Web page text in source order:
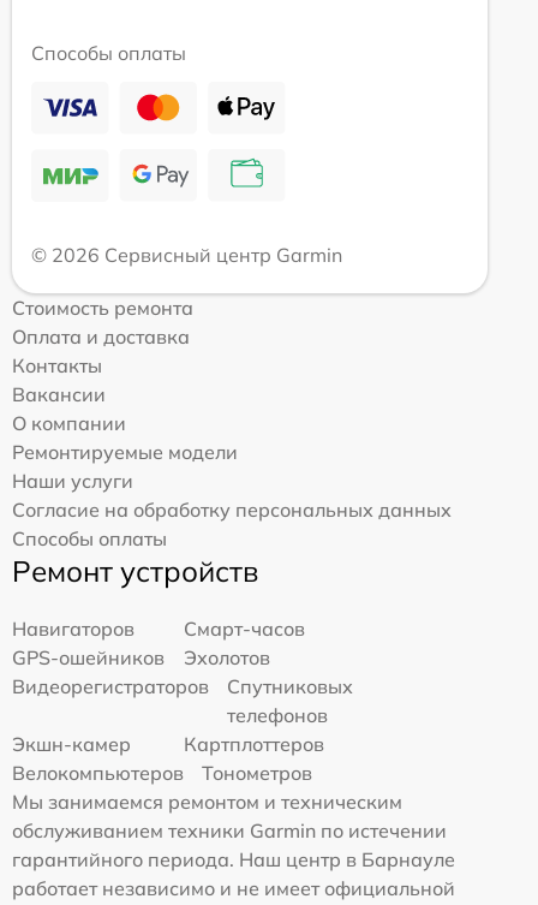
Способы оплаты
© 2026 Сервисный центр Garmin
Стоимость ремонта
Оплата и доставка
Контакты
Вакансии
О компании
Ремонтируемые модели
Наши услуги
Согласие на обработку персональных данных
Способы оплаты
Ремонт устройств
Навигаторов
Смарт-часов
GPS-ошейников
Эхолотов
Видеорегистраторов
Спутниковых
телефонов
Экшн-камер
Картплоттеров
Велокомпьютеров
Тонометров
Мы занимаемся ремонтом и техническим
обслуживанием техники Garmin по истечении
гарантийного периода. Наш центр в Барнауле
работает независимо и не имеет официальной